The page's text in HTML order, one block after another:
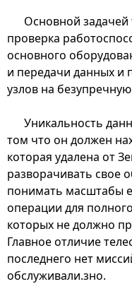
Основной задачей
проверка
основного
и передачи данных и
узлов на
Уникальность
том что он должен
которая удалена от
разворачивать свое
понимать масштабы
операции для
которых не должно
Главное отличие
последнего нет
обслуживали.зно.